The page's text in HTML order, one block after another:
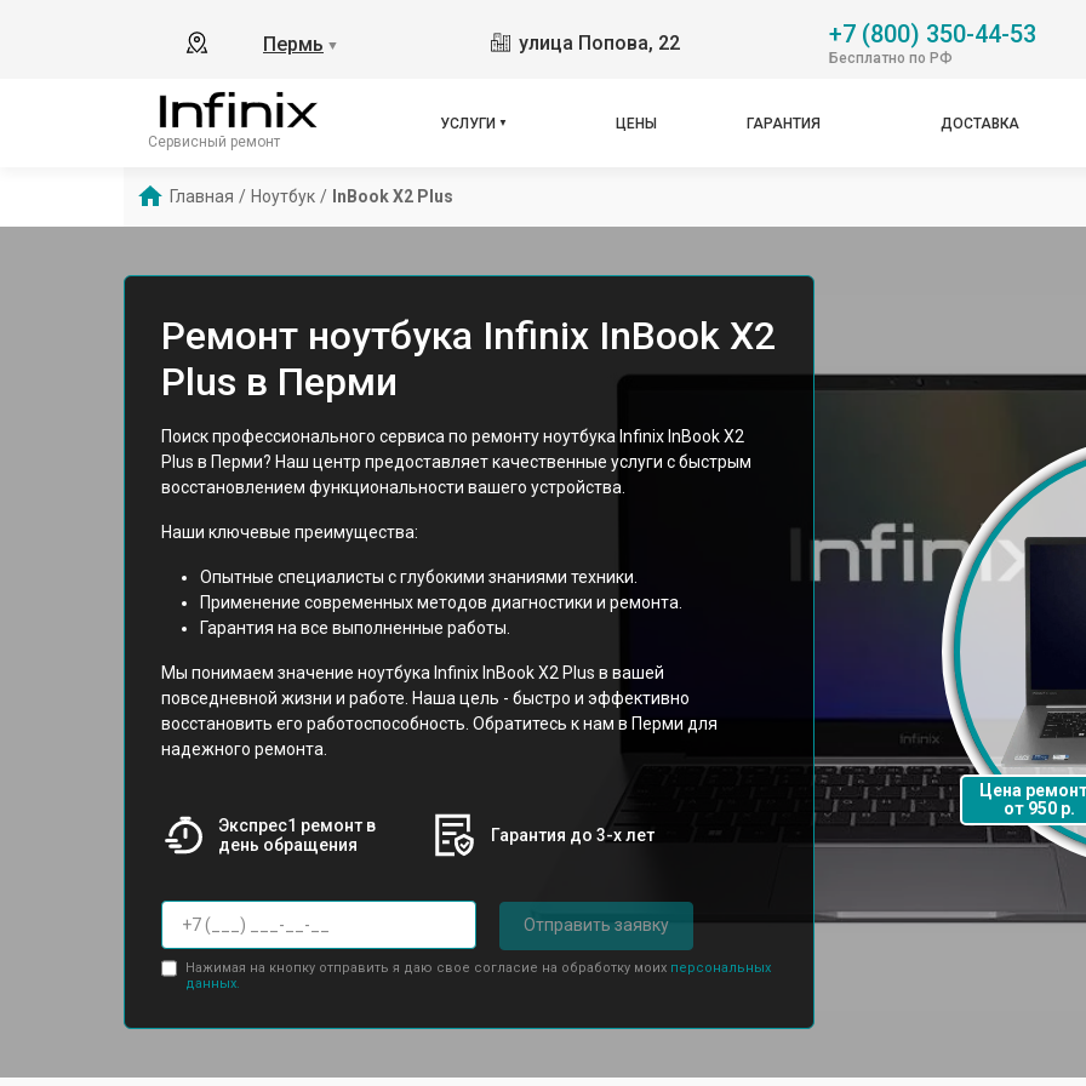
Пермь ▼ улица Попова, 22 +7 (800) 350-44-53
Бесплатно по РФ
Сервисный ремонт
УСЛУГИ ЦЕНЫ ГАРАНТИЯ ДОСТАВКА
Главная / Ноутбук / InBook X2 Plus
Ремонт ноутбука Infinix InBook X2
Plus в Перми
Поиск профессионального сервиса по ремонту ноутбука Infinix InBook X2
Plus в Перми? Наш центр предоставляет качественные услуги с быстрым
восстановлением функциональности вашего устройства.
Наши ключевые преимущества:
Опытные специалисты с глубокими знаниями техники.
Применение современных методов диагностики и ремонта.
Гарантия на все выполненные работы.
Мы понимаем значение ноутбука Infinix InBook X2 Plus в вашей
повседневной жизни и работе. Наша цель - быстро и эффективно
восстановить его работоспособность. Обратитесь к нам в Перми для
надежного ремонта.
Экспрес1 ремонт в
день обращения
Гарантия до 3-х лет
Отправить заявку
Нажимая на кнопку отправить я даю свое согласие на обработку моих персональных
данных.
Цена
от 950 р.